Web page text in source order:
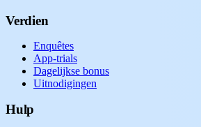
Verdien
Enquêtes
App-trials
Dagelijkse bonus
Uitnodigingen
Hulp